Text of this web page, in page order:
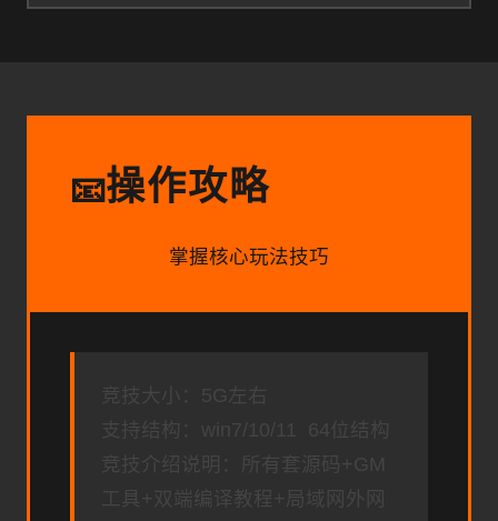
📧操作攻略
掌握核心玩法技巧
竞技大小：5G左右
支持结构：win7/10/11 64位结构
竞技介绍说明：所有套源码+GM
工具+双端编译教程+局域网外网